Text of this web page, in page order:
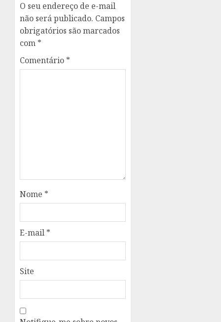
O seu endereço de e-mail
não será publicado. Campos
obrigatórios são marcados
com *
Comentário *
Nome *
E-mail *
Site